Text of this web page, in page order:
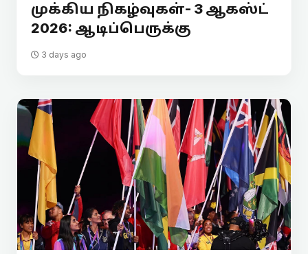
முக்கிய நிகழ்வுகள்- 3 ஆகஸ்ட்
2026: ஆடிப்பெருக்கு
3 days ago